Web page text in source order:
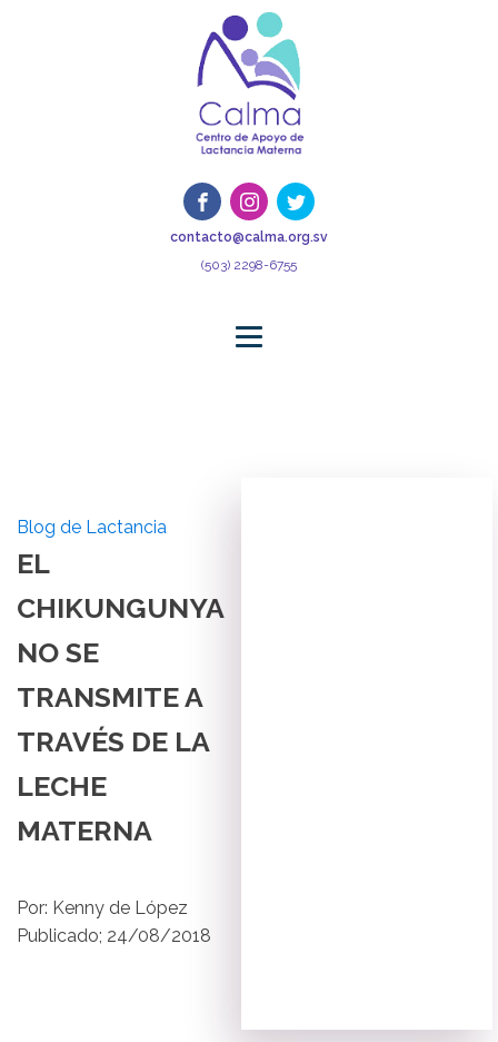
contacto@calma.org.sv
(503) 2298-6755
Blog de Lactancia
EL
CHIKUNGUNYA
NO SE
TRANSMITE A
TRAVÉS DE LA
LECHE
MATERNA
Por: Kenny de López
Publicado; 24/08/2018